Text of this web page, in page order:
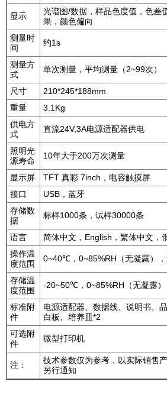
显示
光谱图/数据，样品色度值，色差
果，颜色偏向
测量时
间
约1s
测量方
式
单次测量，平均测量（2~99次）
尺寸
210*245*188mm
重量
3.1Kg
供电方
式
直流24V,3A电源适配器供电
照明光
源寿命
10年大于200万次测量
显示屏
TFT 真彩 7inch，电容触摸屏
接口
USB，蓝牙
存储数
据
标样1000条，试样30000条
语言
简体中文，English，繁体中文，
操作温
度范围
0~40℃，0~85%RH（无凝露）
存储温
度范围
-20~50℃，0~85%RH（无凝露）
标准附
件
电源适配器、数据线、说明书、
白板、培养皿*2
可选附
件
微型打印机
注：
技术参数仅为参考，以实际销售
另行通知